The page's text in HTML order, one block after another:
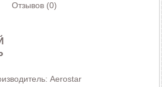
Отзывов (0)
Aerostar